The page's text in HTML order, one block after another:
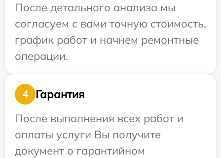
После детального анализа мы
согласуем с вами точную стоимость,
график работ и начнем ремонтные
операции.
4
Гарантия
После выполнения всех работ и
оплаты услуги Вы получите
документ о гарантийном